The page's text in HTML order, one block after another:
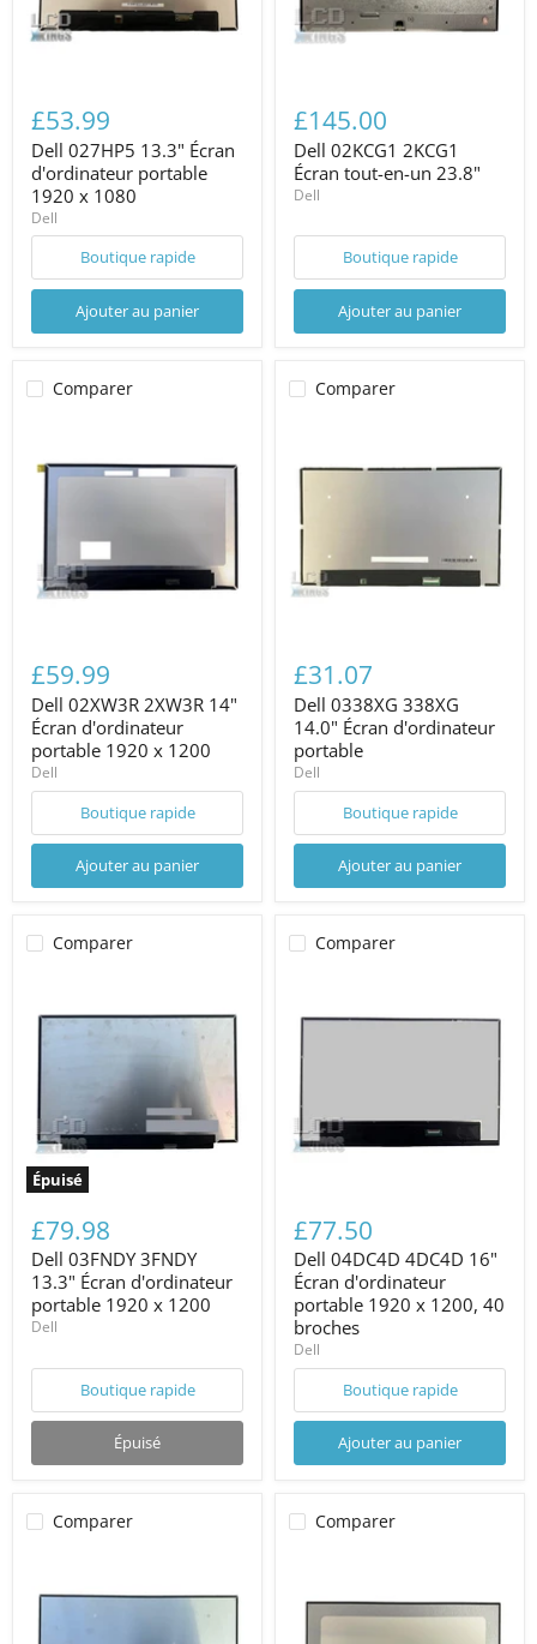
£53.99
Dell 027HP5 13.3" Écran
d'ordinateur portable
1920 x 1080
Dell
Boutique rapide
Ajouter au panier
£145.00
Dell 02KCG1 2KCG1
Écran tout-en-un 23.8"
Dell
Boutique rapide
Ajouter au panier
Comparer
£59.99
Dell 02XW3R 2XW3R 14"
Écran d'ordinateur
portable 1920 x 1200
Dell
Boutique rapide
Ajouter au panier
Comparer
£31.07
Dell 0338XG 338XG
14.0" Écran d'ordinateur
portable
Dell
Boutique rapide
Ajouter au panier
Comparer
Épuisé
£79.98
Dell 03FNDY 3FNDY
13.3" Écran d'ordinateur
portable 1920 x 1200
Dell
Boutique rapide
Épuisé
Comparer
£77.50
Dell 04DC4D 4DC4D 16"
Écran d'ordinateur
portable 1920 x 1200, 40
broches
Dell
Boutique rapide
Ajouter au panier
Comparer Comparer